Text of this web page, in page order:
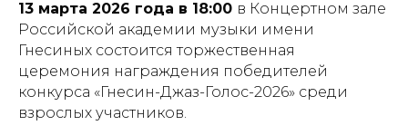
13 марта 2026 года в 18:00 в Концертном зале
Российской академии музыки имени
Гнесиных состоится торжественная
церемония награждения победителей
конкурса «Гнесин-Джаз-Голос-2026» среди
взрослых участников.